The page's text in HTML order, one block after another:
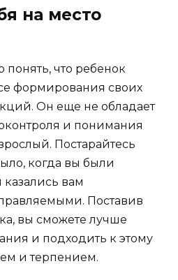
на место
что ребенок
формирования своих
Он еще не обладает
и понимания
Постарайтесь
когда вы были
вам
Поставив
вы сможете лучше
и подходить к этому
и терпением.